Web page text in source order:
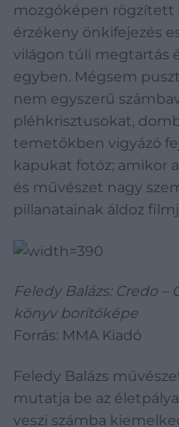
mozgóképen rögzített
érzékeny önkifejezés
világon túli megtartás
egyben. Mégsem
nem egyszerű
pléhkrisztusokat,
temetőkben vigyázó
kapukat fotóz; amikor
és művészet nagy
pillanatainak áldoz
Feledy Balázs: Credo –
könyv borítóképe
Forrás: MMA Kiadó
Feledy Balázs
mutatja be az
veszi számba